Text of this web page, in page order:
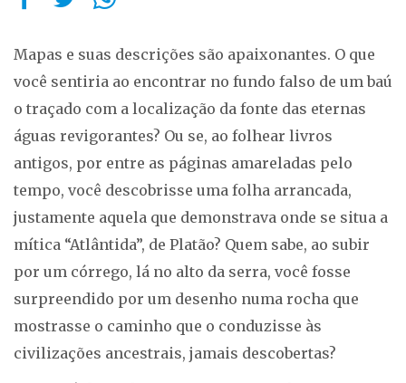
Mapas e suas descrições são apaixonantes. O que
você sentiria ao encontrar no fundo falso de um baú
o traçado com a localização da fonte das eternas
águas revigorantes? Ou se, ao folhear livros
antigos, por entre as páginas amareladas pelo
tempo, você descobrisse uma folha arrancada,
justamente aquela que demonstrava onde se situa a
mítica “Atlântida”, de Platão? Quem sabe, ao subir
por um córrego, lá no alto da serra, você fosse
surpreendido por um desenho numa rocha que
mostrasse o caminho que o conduzisse às
civilizações ancestrais, jamais descobertas?